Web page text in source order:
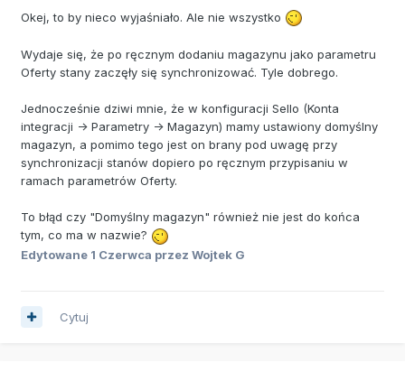
Okej, to by nieco wyjaśniało. Ale nie wszystko
Wydaje się, że po ręcznym dodaniu magazynu jako parametru
Oferty stany zaczęły się synchronizować. Tyle dobrego.
Jednocześnie dziwi mnie, że w konfiguracji Sello (Konta
integracji -> Parametry -> Magazyn) mamy ustawiony domyślny
magazyn, a pomimo tego jest on brany pod uwagę przy
synchronizacji stanów dopiero po ręcznym przypisaniu w
ramach parametrów Oferty.
To błąd czy "Domyślny magazyn" również nie jest do końca
tym, co ma w nazwie?
Edytowane 1 Czerwca przez Wojtek G
Cytuj